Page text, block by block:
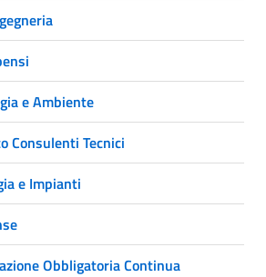
e Ambiente
Consulenti Tecnici
e Impianti
Obbligatoria Continua